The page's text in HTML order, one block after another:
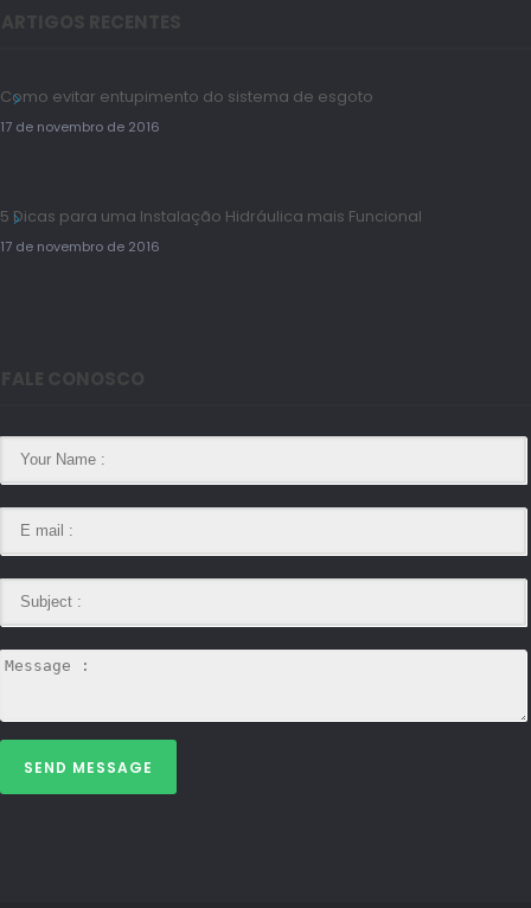
Como evitar entupimento do sistema de esgoto
17 de novembro de 2016
5 Dicas para uma Instalação Hidráulica mais Funcional
17 de novembro de 2016
SEND MESSAGE